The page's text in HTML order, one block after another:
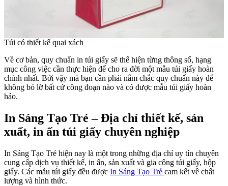
Túi có thiết kế quai xách
Về cơ bản, quy chuẩn in túi giấy sẽ thể hiện từng thông số, hạng
mục công việc cần thực hiện để cho ra đời một mẫu túi giấy hoàn
chỉnh nhất. Bởi vậy mà bạn cần phải nắm chắc quy chuẩn này để
không bỏ lỡ bất cứ công đoạn nào và có được mẫu túi giấy hoàn
hảo.
In Sáng Tạo Trẻ – Địa chỉ thiết kế, sản
xuất, in ấn túi giấy chuyên nghiệp
In Sáng Tạo Trẻ hiện nay là một trong những địa chỉ uy tín chuyên
cung cấp dịch vụ thiết kế, in ấn, sản xuất và gia công túi giấy, hộp
giấy. Các mẫu túi giấy đều được In Sáng Tạo Trẻ cam kết về chất
lượng và hình thức.